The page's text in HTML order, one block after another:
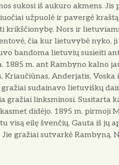
sukosi iš aukuro akmens.
užpuolė ir pavergė
Nors ir
čia kur lietuvybė nyko,
bandoma lietuvių susieiti
m. ant Rambyno kal­no
Kriaučiūnas, Anderjatis,
sudainavo lietu­viškų
gražiai linksminosi. Susitarta
didėjo. 1895 m. pirmoji
visą eilę šven­čių. Gauta iš jų
gra­žiai sutvarkė Rambyną.